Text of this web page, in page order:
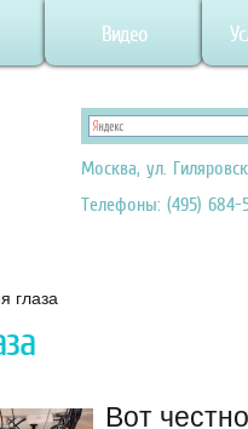
Видео
Москва, ул.
Телефоны: (495) 684-
глаза
Вот